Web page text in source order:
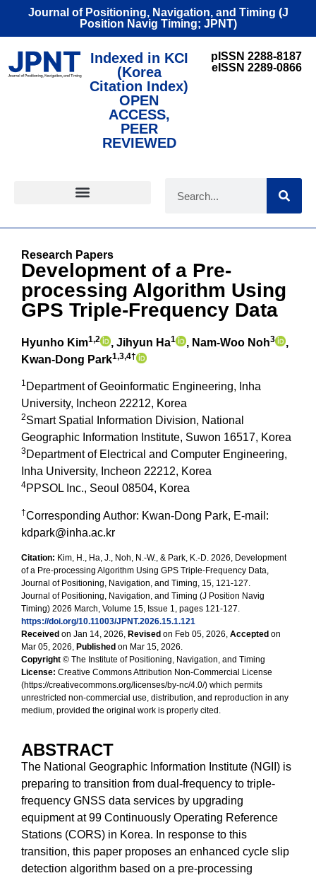
Journal of Positioning, Navigation, and Timing (J
Position Navig Timing; JPNT)
Indexed in KCI
(Korea
Citation Index)
OPEN
ACCESS,
PEER
REVIEWED
pISSN 2288-8187
eISSN 2289-0866
Research Papers
Development of a Pre-
processing Algorithm Using
GPS Triple-Frequency Data
Hyunho Kim1,2 , Jihyun Ha1 , Nam-Woo Noh3
,
Kwan-Dong Park1,3,4†
1 Department of Geoinformatic Engineering, Inha
University, Incheon 22212, Korea
2Smart Spatial Information Division, National
Geographic Information Institute, Suwon 16517, Korea
3Department of Electrical and Computer Engineering,
Inha University, Incheon 22212, Korea
4PPSOL Inc., Seoul 08504, Korea
†Corresponding Author: Kwan-Dong Park, E-mail:
kdpark@inha.ac.kr
Citation: Kim, H., Ha, J., Noh, N.-W., & Park, K.-D. 2026, Development
of a Pre-processing Algorithm Using GPS Triple-Frequency Data,
Journal of Positioning, Navigation, and Timing, 15, 121-127.
Journal of Positioning, Navigation, and Timing (J Position Navig
Timing) 2026 March, Volume 15, Issue 1, pages 121-127.
https://doi.org/10.11003/JPNT.2026.15.1.121
Received on Jan 14, 2026, Revised on Feb 05, 2026, Accepted on
Mar 05, 2026, Published on Mar 15, 2026.
Copyright © The Institute of Positioning, Navigation, and Timing
License: Creative Commons Attribution Non-Commercial License
(https://creativecommons.org/licenses/by-nc/4.0/) which permits
unrestricted non-commercial use, distribution, and reproduction in any
medium, provided the original work is properly cited.
ABSTRACT
The National Geographic Information Institute (NGII) is
preparing to transition from dual-frequency to triple-
frequency GNSS data services by upgrading
equipment at 99 Continuously Operating Reference
Stations (CORS) in Korea. In response to this
transition, this paper proposes an enhanced cycle slip
detection algorithm based on a pre-processing